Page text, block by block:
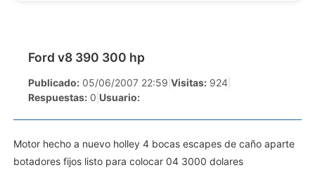
Ford v8 390 300 hp
Publicado: 05/06/2007 22:59 Visitas: 924
Respuestas: 0 Usuario:
Motor hecho a nuevo holley 4 bocas escapes de caño aparte
botadores fijos listo para colocar 04 3000 dolares